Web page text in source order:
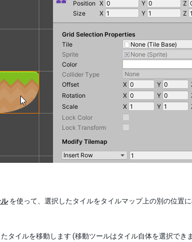
を使って、選択したタイルをタイルマップ上の別の位置に
タイルを移動します (移動ツールはタイル自体を選択でき